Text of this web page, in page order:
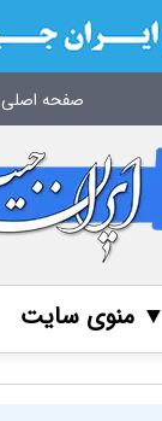
صفحه اصلی
▼ منوی سایت